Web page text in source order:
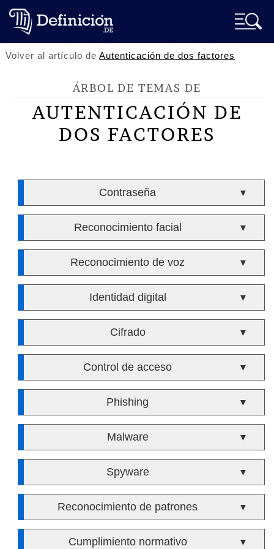
Volver al artículo deAutenticación de dos factores
ÁRBOL DE TEMAS DE
AUTENTICACIÓN DE
DOS FACTORES
Contraseña ▼
Reconocimiento facial ▼
Reconocimiento de voz ▼
Identidad digital ▼
Cifrado ▼
Control de acceso ▼
Phishing ▼
Malware ▼
Spyware ▼
Reconocimiento de patrones ▼
Cumplimiento normativo ▼